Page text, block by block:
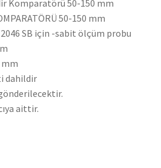
Komparatörü 50-150 mm
50-150 mm
SB için -sabit ölçüm probu
mm
dahildir
aittir.